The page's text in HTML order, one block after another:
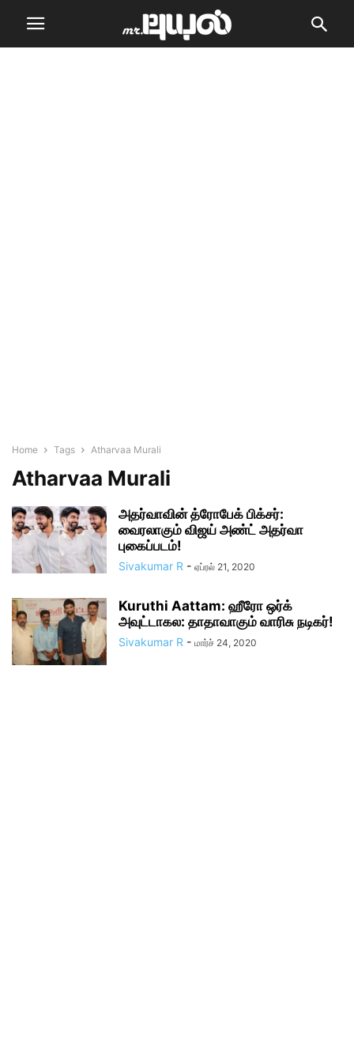
Home Tags Atharvaa Murali
Atharvaa Murali
அதர்வாவின் த்ரோபேக் பிக்சர்:
வைரலாகும் விஜய் அண்ட் அதர்வா
புகைப்படம்!
Sivakumar R - ஏப்ரல் 21, 2020
Kuruthi Aattam: ஹீரோ ஒர்க்
அவுட்டாகல: தாதாவாகும் வாரிசு நடிகர்!
Sivakumar R - மார்ச் 24, 2020